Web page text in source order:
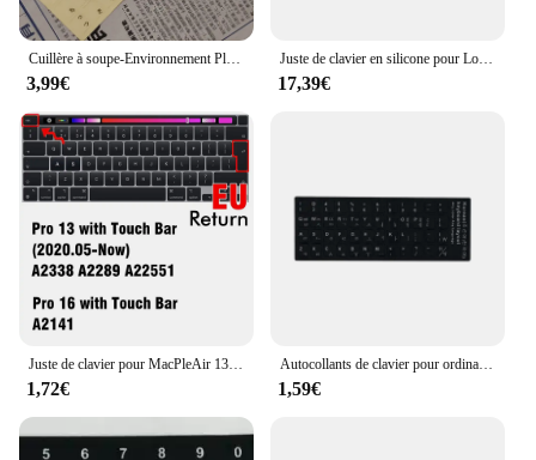
Cuillère à soupe-Environnement Plastique Blanc Japonais Lettre Clavier Disposition Autocollants Sur Fond Transparent
3,99€
Juste de clavier en silicone pour Logitech, film de protection, protecteur de peau, G PRO X TKL ucks SPEED, G PRO X TKL rine
17,39€
Juste de clavier pour MacPleAir 13 M2 Pro 13 Dallas Pro 14 16 Max, peau de protection en silicone, A2337 A2338 A2442 A2779 A2681 A2485
1,72€
Autocollants de clavier pour ordinateur portable, bouton, arabe, russie, 21e coréen, italien, français, espagnol, portugais, bureau
1,59€